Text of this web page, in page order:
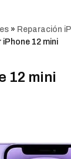
» Reparación
iPhone 12 mini
12 mini